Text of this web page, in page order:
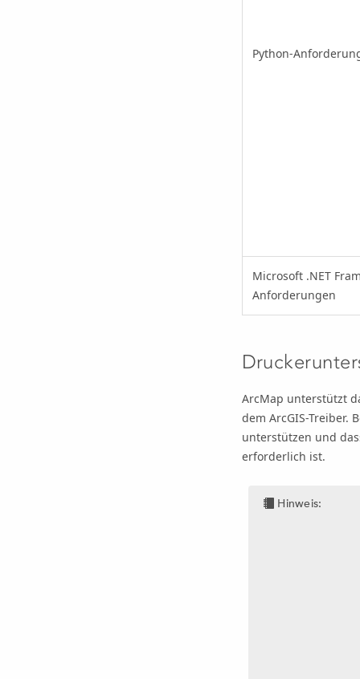
Python-
Microsoft .NET
Anforderungen
ArcMap unterstützt
dem ArcGIS-Treiber.
unterstützen und
erforderlich ist.
Hinweis: